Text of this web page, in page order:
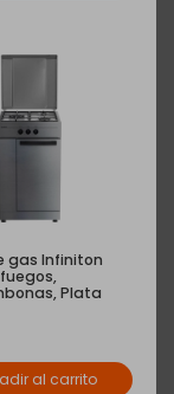
gas Infiniton
Plata
al carrito